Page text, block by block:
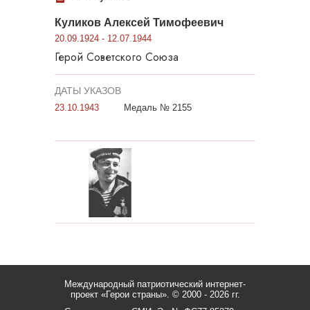
Куликов Алексей Тимофеевич
20.09.1924 - 12.07.1944
Герой Советского Союза
ДАТЫ УКАЗОВ
23.10.1943 Медаль № 2155
Международный патриотический интернет-
проект «Герои страны». © 2000 - 2026 гг.